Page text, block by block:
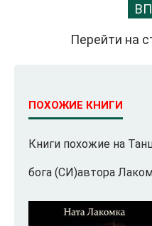
Перейти на
ПОХОЖИЕ КНИГИ
Книги похожие на
бога (СИ)автора